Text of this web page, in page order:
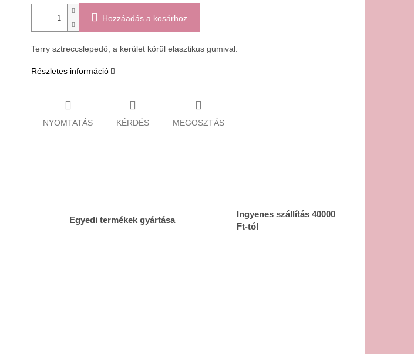
Hozzáadás a kosárhoz
Terry sztreccslepedő, a kerület körül elasztikus gumival.
Részletes információ
NYOMTATÁS KÉRDÉS MEGOSZTÁS
Egyedi termékek gyártása
Ingyenes szállítás 40000
Ft-tól